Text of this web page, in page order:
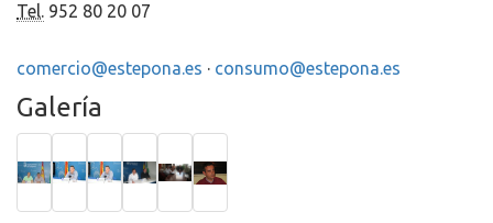
Tel. 952 80 20 07
comercio@estepona.es · consumo@estepona.es
Galería
mercado
VilchezConcejal
5
Encuentro
Vilchez